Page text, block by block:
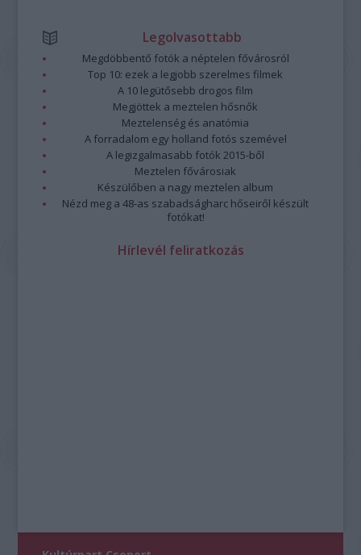
Legolvasottabb
Megdöbbentő fotók a néptelen fővárosról
Top 10: ezek a legjobb szerelmes filmek
A 10 legütősebb drogos film
Megjöttek a meztelen hősnők
Meztelenség és anatómia
A forradalom egy holland fotós szemével
A legizgalmasabb fotók 2015-ből
Meztelen fővárosiak
Készülőben a nagy meztelen album
Nézd meg a 48-as szabadságharc hőseiről készült
fotókat!
Hírlevél feliratkozás